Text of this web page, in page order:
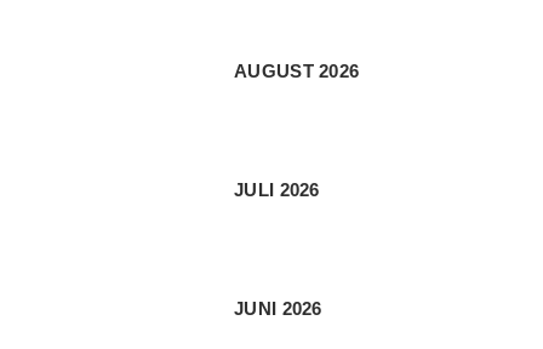
AUGUST 2026
JULI 2026
JUNI 2026